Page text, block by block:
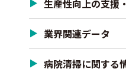
生産性向上の支援
業界関連データ
病院清掃に関する